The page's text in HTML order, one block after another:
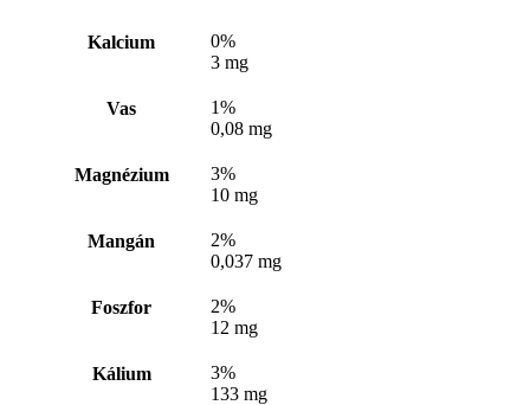
Kalcium
0%
3 mg
Vas
1%
0,08 mg
Magnézium
3%
10 mg
Mangán
2%
0,037 mg
Foszfor
2%
12 mg
Kálium
3%
133 mg